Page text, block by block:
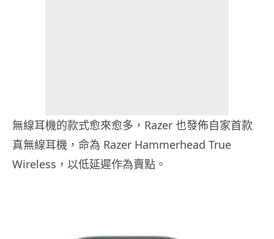
無線耳機的款式愈來愈多，Razer 也發佈自家首款
真無線耳機，命為 Razer Hammerhead True
Wireless，以低延遲作為賣點。